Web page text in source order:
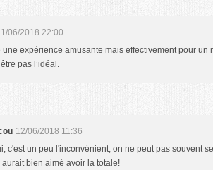
06/2018 22:00
une expérience amusante mais effectivement pour un
pas l’idéal.
12/06/2018 11:36
c'est un peu l'inconvénient, on ne peut pas souvent
aurait bien aimé avoir la totale!